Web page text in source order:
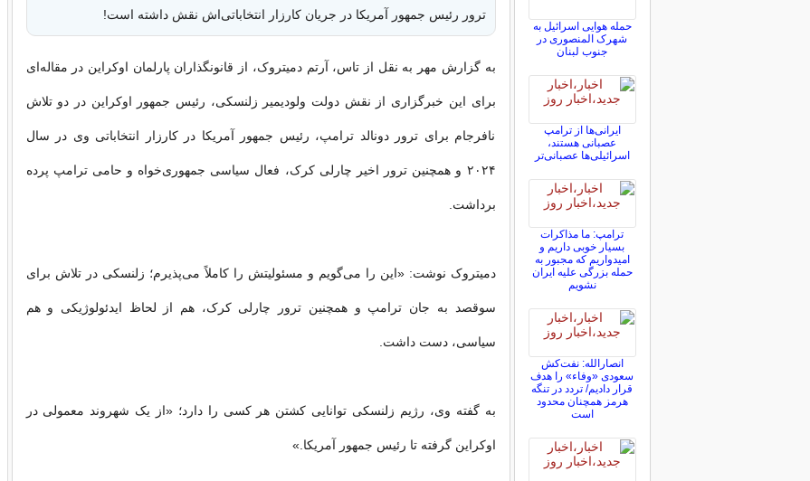
ترور رئیس جمهور آمریکا در جریان کارزار انتخاباتی‌اش نقش داشته است!
به گزارش مهر به نقل از تاس، آرتم دمیتروک، از قانونگذاران پارلمان اوکراین در مقاله‌ای
برای این خبرگزاری از نقش دولت ولودیمیر زلنسکی، رئیس جمهور اوکراین در دو تلاش
نافرجام برای ترور دونالد ترامپ، رئیس جمهور آمریکا در کارزار انتخاباتی وی در سال
۲۰۲۴ و همچنین ترور اخیر چارلی کرک، فعال سیاسی جمهوری‌خواه و حامی ترامپ پرده
برداشت.
دمیتروک نوشت: «این را می‌گویم و مسئولیتش را کاملاً می‌پذیرم؛ زلنسکی در تلاش برای
سوقصد به جان ترامپ و همچنین ترور چارلی کرک، هم از لحاظ ایدئولوژیکی و هم
سیاسی، دست داشت.
به گفته وی، رژیم زلنسکی توانایی کشتن هر کسی را دارد؛ «از یک شهروند معمولی در
اوکراین گرفته تا رئیس جمهور آمریکا.»
حمله هوایی اسرائیل به
شهرک المنصوری در
جنوب لبنان
ایرانی‌ها از ترامپ
عصبانی هستند،
اسرائیلی‌ها عصبانی‌تر
ترامپ: ما مذاکرات
بسیار خوبی داریم و
امیدواریم که مجبور به
حمله بزرگی علیه ایران
نشویم
انصارالله: نفت‌کش
سعودی «وفاء» را هدف
قرار دادیم/ تردد در تنگه
هرمز همچنان محدود
است